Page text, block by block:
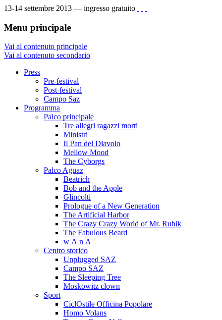
13-14 settembre 2013 — ingresso gratuito
Menu principale
Vai al contenuto principale
Vai al contenuto secondario
Press
Pre-festival
Post-festival
Campo Saz
Programma
Palco principale
Tre allegri ragazzi morti
Ministri
Il Pan del Diavolo
Mellow Mood
The Cyborgs
Palco Aguaz
Beatrich
Bob and the Apple
Glincolti
Prologue of a New Generation
The Artificial Harbor
The Crazy Crazy World of Mr. Rubik
The Fabulous Beard
w Λ n Λ
Centro storico
Unplugged SAZ
Campo SAZ
The Sleeping Tree
Moskowitz clown
Sport
CiclOstile Officina Popolare
Homo Volans